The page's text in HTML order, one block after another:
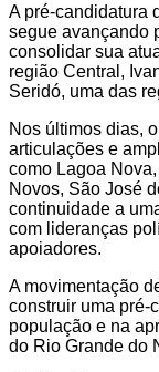
A pré-candidatura
segue avançando
consolidar sua
região Central,
Seridó, uma das
Nos últimos dias,
articulações e
como Lagoa
Novos, São José
continuidade a
com lideranças
apoiadores.
A movimentação
construir uma pré-
população e na
do Rio Grande do